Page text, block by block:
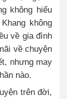
không hiểu
không
về gia đình
về chuyện
nhưng may
nào.
trên đời,